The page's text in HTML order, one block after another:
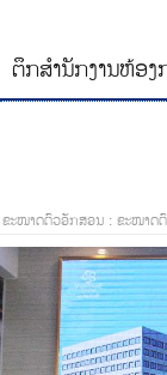
ຕຶກສໍານັກງານຫ້ອງ
ະໜາດຕົວອັກສອນ : ຂະໜາດ